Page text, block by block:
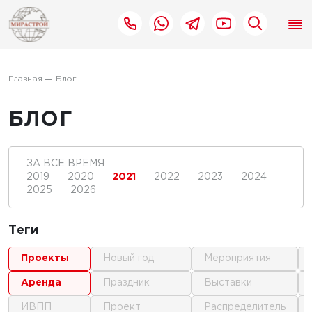
Главная Блог
БЛОГ
ЗА ВСЕ ВРЕМЯ
2019
2020 2021 2022 2023
2024
2025
2026
Теги
проекты
аренда
ИВПП
новый год
праздник
проект
мероприятия
выставки
распределитель